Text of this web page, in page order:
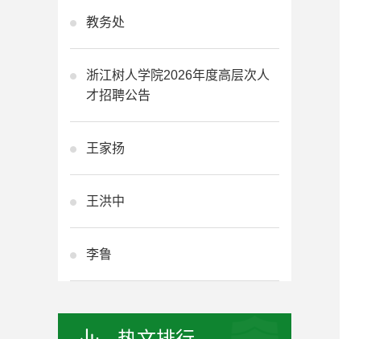
教务处
浙江树人学院2026年度高层次人
才招聘公告
王家扬
王洪中
李鲁